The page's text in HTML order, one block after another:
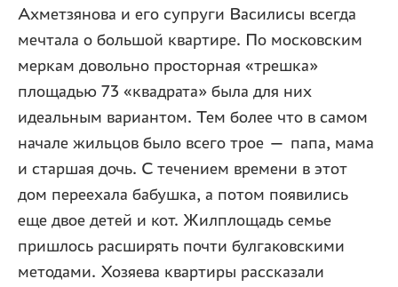
Ахметзянова и его супруги Василисы всегда
мечтала о большой квартире. По московским
меркам довольно просторная «трешка»
площадью 73 «квадрата» была для них
идеальным вариантом. Тем более что в самом
начале жильцов было всего трое — папа, мама
и старшая дочь. С течением времени в этот
дом переехала бабушка, а потом появились
еще двое детей и кот. Жилплощадь семье
пришлось расширять почти булгаковскими
методами. Хозяева квартиры рассказали